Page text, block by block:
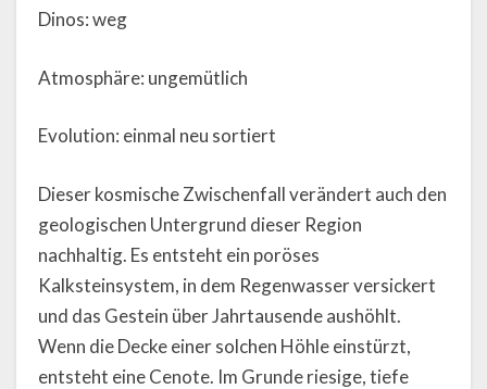
Dinos: weg
Atmosphäre: ungemütlich
Evolution: einmal neu sortiert
Dieser kosmische Zwischenfall verändert auch den
geologischen Untergrund dieser Region
nachhaltig. Es entsteht ein poröses
Kalksteinsystem, in dem Regenwasser versickert
und das Gestein über Jahrtausende aushöhlt.
Wenn die Decke einer solchen Höhle einstürzt,
entsteht eine Cenote. Im Grunde riesige, tiefe